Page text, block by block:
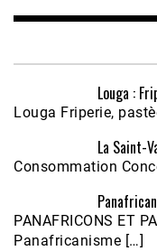
EMBED
Écoutez le
Nobana
Feb 24, 2021 • 28mn
Louga :
Louga Friperie,
La Saint-
Consommation
PANAFRICONS ET
Panafricanisme […]